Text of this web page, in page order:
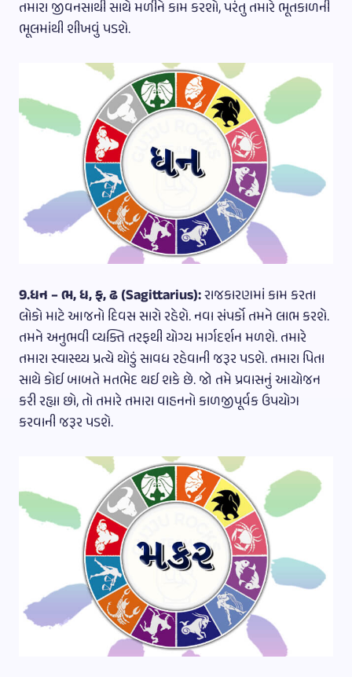
તમારા જીવનસાથી સાથે મળીને કામ કરશો, પરંતુ તમારે ભૂતકાળની
ભૂલમાંથી શીખવું પડશે.
9.ધન – ભ, ધ, ફ, ઢ (Sagittarius):રાજકારણમાં કામ કરતા
લોકો માટે આજનો દિવસ સારો રહેશે. નવા સંપર્કો તમને લાભ કરશે.
તમને અનુભવી વ્યક્તિ તરફથી યોગ્ય માર્ગદર્શન મળશે. તમારે
તમારા સ્વાસ્થ્ય પ્રત્યે થોડું સાવધ રહેવાની જરૂર પડશે. તમારા પિતા
સાથે કોઈ બાબતે મતભેદ થઈ શકે છે. જો તમે પ્રવાસનું આયોજન
કરી રહ્યા છો, તો તમારે તમારા વાહનનો કાળજીપૂર્વક ઉપયોગ
કરવાની જરૂર પડશે.